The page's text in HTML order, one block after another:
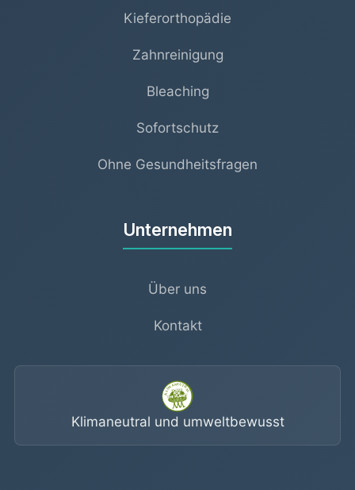
Kieferorthopädie
Zahnreinigung
Bleaching
Sofortschutz
Ohne Gesundheitsfragen
Unternehmen
Über uns
Kontakt
Klimaneutral und umweltbewusst